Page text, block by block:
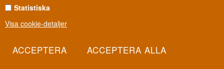
Statistiska
Visa cookie-detaljer
vodkavärlden – en enkel och rättfram vodka utan någon stor
eller känd grundare att berätta om; istället ligger fokus på en ren,
val för den som letar efter en vodka utan onödigt krångel.